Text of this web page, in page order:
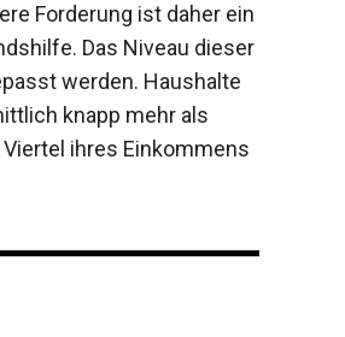
Forderung ist daher ein
Das Niveau dieser
werden. Haushalte
knapp mehr als
ihres Einkommens